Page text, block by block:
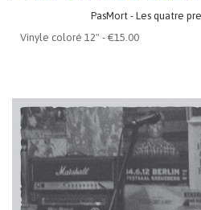
PasMort - Les quatre